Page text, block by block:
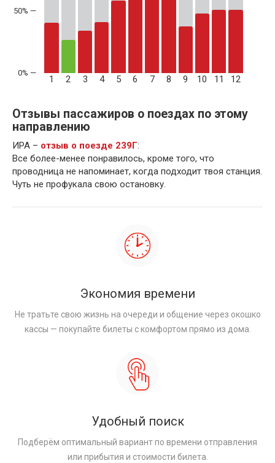
50% —
1 2 3 4 5 6 7 8 9 10 11 12
Отзывы пассажиров о поездах по этому
направлению
ИРА – отзыв о поезде 239Г:
Все более-менее понравилось, кроме того, что
проводница не напоминает, когда подходит твоя станция.
Чуть не профукала свою остановку.
Экономия времени
Не тратьте свою жизнь на очереди и общение через окошко
кассы — покупайте билеты с комфортом прямо из дома.
Удобный поиск
Подберём оптимальный вариант по времени отправления
или прибытия и стоимости билета.